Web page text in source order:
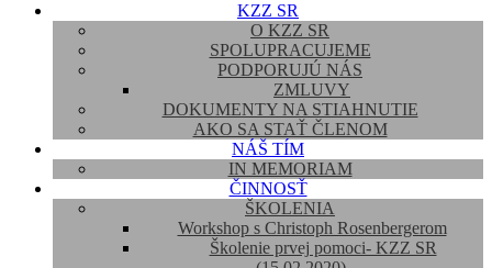
KZZ SR
O KZZ SR
SPOLUPRACUJEME
PODPORUJÚ NÁS
ZMLUVY
DOKUMENTY NA STIAHNUTIE
AKO SA STAŤ ČLENOM
NÁŠ TÍM
IN MEMORIAM
ČINNOSŤ
ŠKOLENIA
Workshop s Christoph Rosenbergerom
Školenie prvej pomoci- KZZ SR